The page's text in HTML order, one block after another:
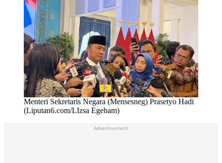
Menteri Sekretaris Negara (Mensesneg) Prasetyo Hadi
(Liputan6.com/LIzsa Egeham)
Advertisement